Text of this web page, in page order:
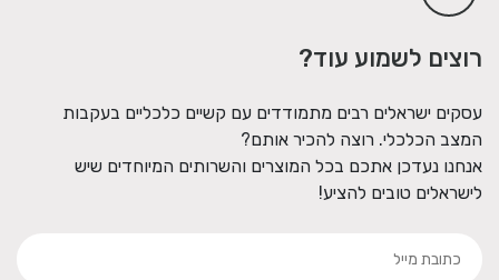
רוצים לשמוע עוד?
עסקים ישראלים רבים מתמודדים עם קשיים כלכליים בעקבות
המצב הכלכלי. רוצה להכיר אותם?
אנחנו נעדכן אתכם בכל המוצרים והשרותים המיוחדים שיש
לישראלים טובים להציע!